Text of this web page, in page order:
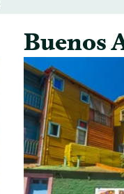
Buenos